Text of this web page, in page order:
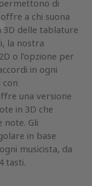
di
a chi suona
3D delle tablature
la nostra
o l'opzione per
in ogni
una versione
in 3D che
note. Gli
in base
musicista, da
tasti.